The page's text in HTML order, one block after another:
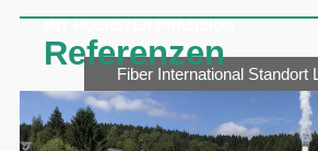
Referenzen
Fiber International Standort